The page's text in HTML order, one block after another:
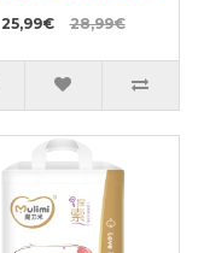
25,99€ 28,99€